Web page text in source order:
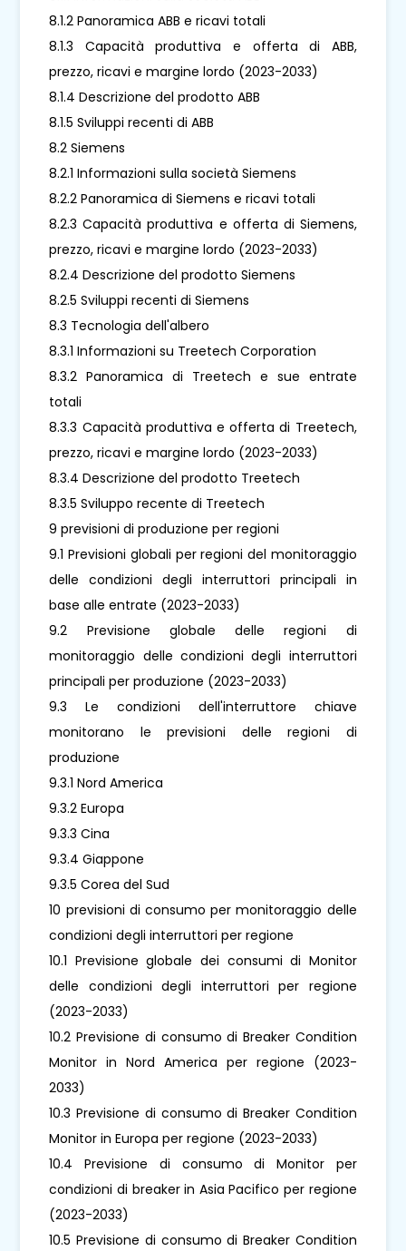
8.1.2 Panoramica ABB e ricavi totali
8.1.3 Capacità produttiva e offerta di ABB,
prezzo, ricavi e margine lordo (2023-2033)
8.1.4 Descrizione del prodotto ABB
8.1.5 Sviluppi recenti di ABB
8.2 Siemens
8.2.1 Informazioni sulla società Siemens
8.2.2 Panoramica di Siemens e ricavi totali
8.2.3 Capacità produttiva e offerta di Siemens,
prezzo, ricavi e margine lordo (2023-2033)
8.2.4 Descrizione del prodotto Siemens
8.2.5 Sviluppi recenti di Siemens
8.3 Tecnologia dell'albero
8.3.1 Informazioni su Treetech Corporation
8.3.2 Panoramica di Treetech e sue entrate
totali
8.3.3 Capacità produttiva e offerta di Treetech,
prezzo, ricavi e margine lordo (2023-2033)
8.3.4 Descrizione del prodotto Treetech
8.3.5 Sviluppo recente di Treetech
9 previsioni di produzione per regioni
9.1 Previsioni globali per regioni del monitoraggio
delle condizioni degli interruttori principali in
base alle entrate (2023-2033)
9.2 Previsione globale delle regioni di
monitoraggio delle condizioni degli interruttori
principali per produzione (2023-2033)
9.3 Le condizioni dell'interruttore chiave
monitorano le previsioni delle regioni di
produzione
9.3.1 Nord America
9.3.2 Europa
9.3.3 Cina
9.3.4 Giappone
9.3.5 Corea del Sud
10 previsioni di consumo per monitoraggio delle
condizioni degli interruttori per regione
10.1 Previsione globale dei consumi di Monitor
delle condizioni degli interruttori per regione
(2023-2033)
10.2 Previsione di consumo di Breaker Condition
Monitor in Nord America per regione (2023-
2033)
10.3 Previsione di consumo di Breaker Condition
Monitor in Europa per regione (2023-2033)
10.4 Previsione di consumo di Monitor per
condizioni di breaker in Asia Pacifico per regione
(2023-2033)
10.5 Previsione di consumo di Breaker Condition